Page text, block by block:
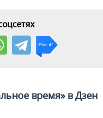
время» в Дзен